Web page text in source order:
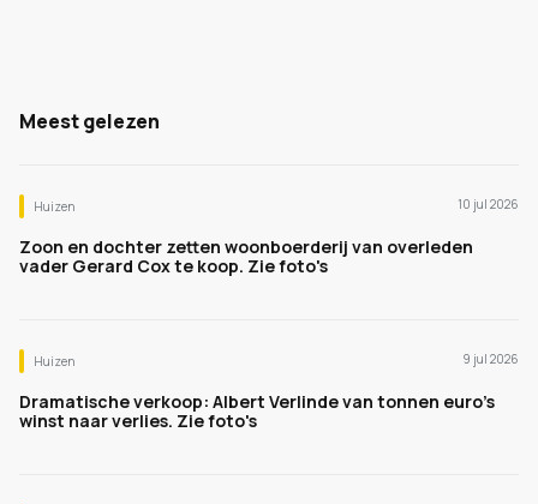
Meest gelezen
Huizen 10 jul 2026
Zoon en dochter zetten woonboerderij van overleden
vader Gerard Cox te koop. Zie foto's
Huizen 9 jul 2026
Dramatische verkoop: Albert Verlinde van tonnen euro's
winst naar verlies. Zie foto's